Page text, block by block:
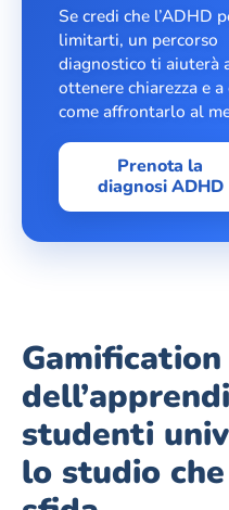
Se credi che l’ADHD
limitarti, un percorso
diagnostico ti aiuterà
ottenere chiarezza e a
come affrontarlo al
Prenota la
diagnosi ADHD
Gamification
studenti
lo studio